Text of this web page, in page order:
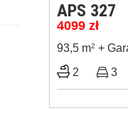
APS 327
4099 zł
93,5 m2 +
2 3